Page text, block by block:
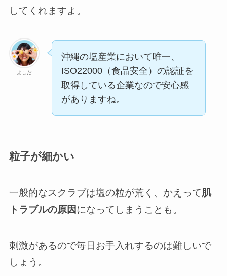
してくれますよ。
よしだ
沖縄の塩産業において唯一、
ISO22000（食品安全）の認証を
取得している企業なので安心感
がありますね。
粒子が細かい
一般的なスクラブは塩の粒が荒く、かえって肌
トラブルの原因になってしまうことも。
刺激があるので毎日お手入れするのは難しいで
しょう。